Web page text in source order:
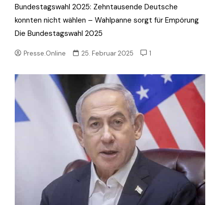
Bundestagswahl 2025: Zehntausende Deutsche
konnten nicht wählen – Wahlpanne sorgt für Empörung
Die Bundestagswahl 2025
Presse.Online 25. Februar 2025 1